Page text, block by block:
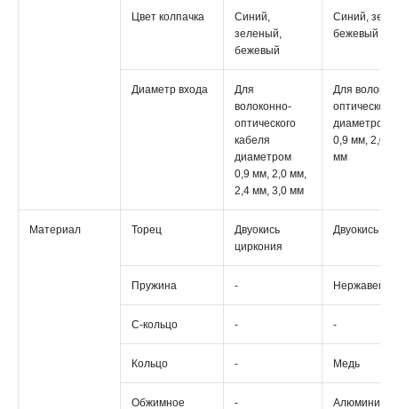
Цвет колпачка
Синий,
зеленый,
бежевый
Синий,
бежевый
Диаметр входа
Для
волоконно-
оптического
кабеля
диаметром
0,9 мм, 2,0 мм,
2,4 мм, 3,0 мм
Для
диаметром
0,9 мм, 2,0
мм
Материал Торец
Двуокись
циркония
Двуокись
Пружина -
С-кольцо - -
Кольцо - Медь
Обжимное - Алюминий